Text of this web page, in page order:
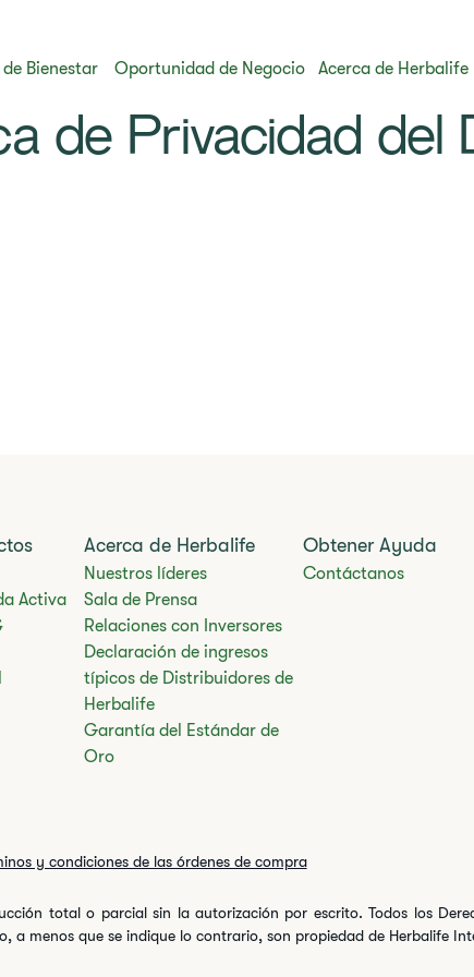
de Bienestar Oportunidad de Negocio Acerca de Herbalife
de Privacidad del
Activa
Acerca de Herbalife
Nuestros líderes
Sala de Prensa
Relaciones con Inversores
Declaración de ingresos
típicos de Distribuidores de
Herbalife
Garantía del Estándar de
Oro
Obtener Ayuda
Contáctanos
y condiciones de las órdenes de compra
total o parcial sin la autorización por escrito. Todos los
a menos que se indique lo contrario, son propiedad de Herbalife